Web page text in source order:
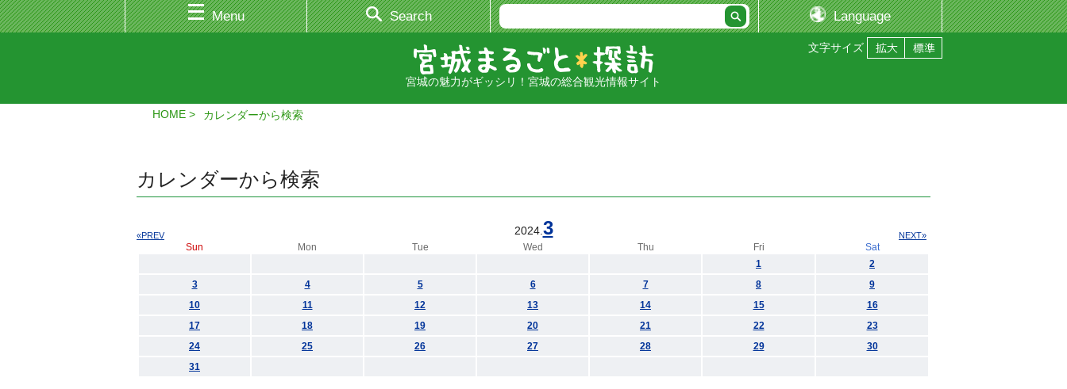
Menu Search Language
文字サイズ
宮城の魅力がギッシリ！宮城の総合観光情報サイト
HOME カレンダーから検索
カレンダーから検索
2024. 3
«PREV NEXT»
Sun Mon Tue Wed Thu Fri
Sat
1
2
3
4 5 6 7 8
9
10
11 12 13 14 15
16
17
18 19 20 21 22
23
24
25 26 27 28 29
30
31